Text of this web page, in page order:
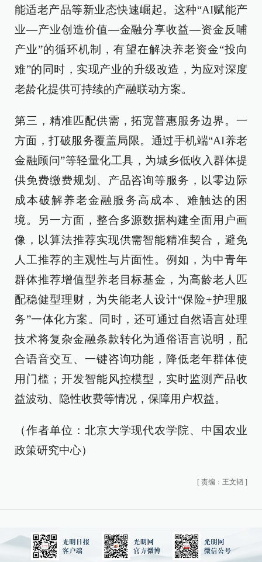
能适老产品等新业态快速崛起。这种“AI赋能产
业—产业创造价值—金融分享收益—资金反哺
产业”的循环机制，有望在解决养老资金“投向
难”的同时，实现产业的升级改造，为应对深度
老龄化提供可持续的产融联动方案。
第三，精准匹配供需，拓宽普惠服务边界。一
方面，打破服务覆盖局限。通过手机端“AI养老
金融顾问”等轻量化工具，为城乡低收入群体提
供免费缴费规划、产品咨询等服务，以零边际
成本破解养老金融服务高成本、难触达的困
境。另一方面，整合多源数据构建全面用户画
像，以算法推荐实现供需智能精准契合，避免
人工推荐的主观性与片面性。例如，为中青年
群体推荐增值型养老目标基金，为高龄老人匹
配稳健型理财，为失能老人设计“保险+护理服
务”一体化方案。同时，还可通过自然语言处理
技术将复杂金融条款转化为通俗语言说明，配
合语音交互、一键咨询功能，降低老年群体使
用门槛；开发智能风控模型，实时监测产品收
益波动、隐性收费等情况，保障用户权益。
（作者单位：北京大学现代农学院、中国农业
政策研究中心）
[ 责编：王文韬 ]